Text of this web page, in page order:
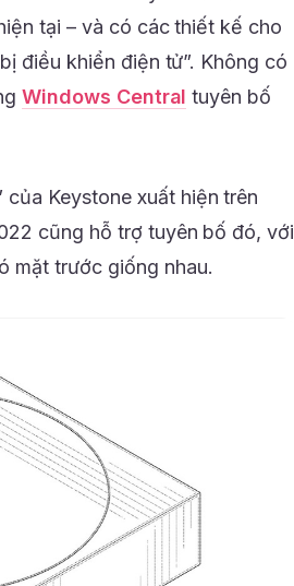
tại – và có các thiết kế cho
điều khiển điện tử”. Không có
Windows Central tuyên bố
của Keystone xuất hiện trên
cũng hỗ trợ tuyên bố đó, với
mặt trước giống nhau.